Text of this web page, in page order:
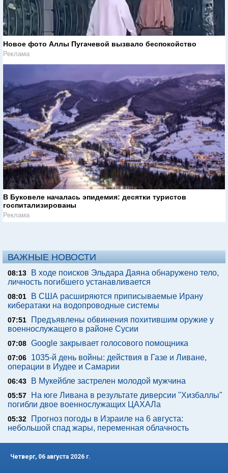
Новое фото Аллы Пугачевой вызвало беспокойство
Реклама
В Буковеле началась эпидемия: десятки туристов
госпитализированы
Реклама
ВАЖНЫЕ НОВОСТИ
08:13
В ходе поисков Эльдара Даяна обнаружено тело,
личность погибшего устанавливается
08:01
В США расширяются приписываемые Ирану
кибератаки на водопроводные системы
07:51
Предъявлены обвинения похитившим оружие у
военнослужащего в районе Сусии
07:08 Google закрывает голосового помощника
07:06
1035-й день войны: действия в Газе и Ливане,
операции в Иудее и Самарии
06:43 В Мукейбле застрелен молодой мужчина
05:57
На юге Ливана в результате диверсии "Хизбаллы"
погибли двое военнослужащих ЦАХАЛа
05:32
Прогноз погоды в Израиле на 6 августа:
небольшой спад жары, переменная облачность
Четверг, 06 августа 2026 г.